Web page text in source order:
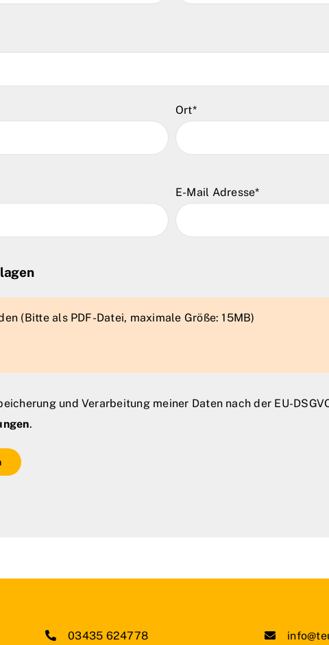
Ort*
E-Mail Adresse*
(Bitte als PDF-Datei, maximale Größe: 15MB)
und Verarbeitung meiner Daten nach der EU-
.
03435 624778